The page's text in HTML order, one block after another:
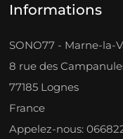
Informations
SONO77 - Marne-la-
8 rue des
77185 Lognes
France
Appelez-nous: